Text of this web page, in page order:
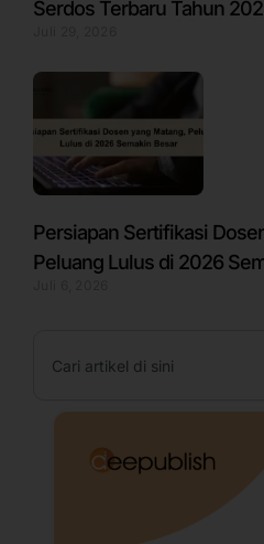
Serdos Terbaru Tahun
Persiapan Sertifikasi
Peluang Lulus di 2026